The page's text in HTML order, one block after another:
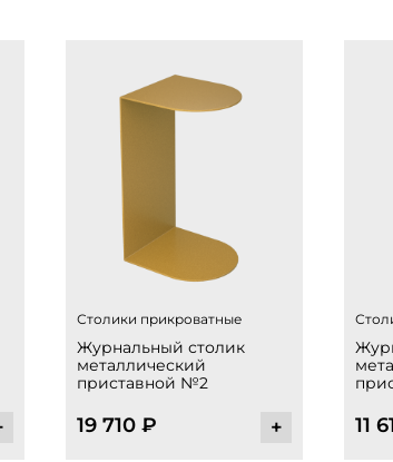
Столики прикроватные
Журнальный столик
металлический
приставной №2
19 710 ₽ + 11